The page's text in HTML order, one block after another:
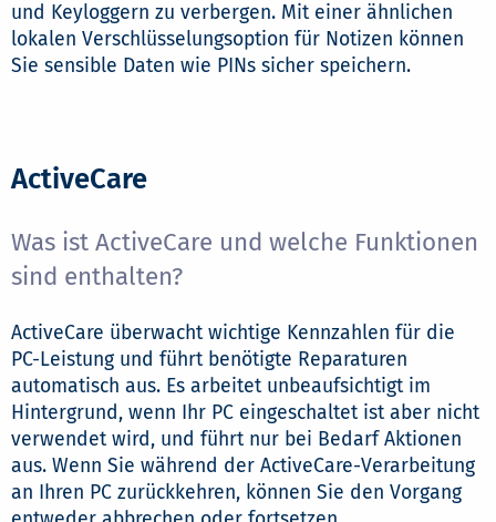
und Keyloggern zu verbergen. Mit einer ähnlichen
lokalen Verschlüsselungsoption für Notizen können
Sie sensible Daten wie PINs sicher speichern.
ActiveCare
Was ist ActiveCare und welche Funktionen
sind enthalten?
ActiveCare überwacht wichtige Kennzahlen für die
PC-Leistung und führt benötigte Reparaturen
automatisch aus. Es arbeitet unbeaufsichtigt im
Hintergrund, wenn Ihr PC eingeschaltet ist aber nicht
verwendet wird, und führt nur bei Bedarf Aktionen
aus. Wenn Sie während der ActiveCare-Verarbeitung
an Ihren PC zurückkehren, können Sie den Vorgang